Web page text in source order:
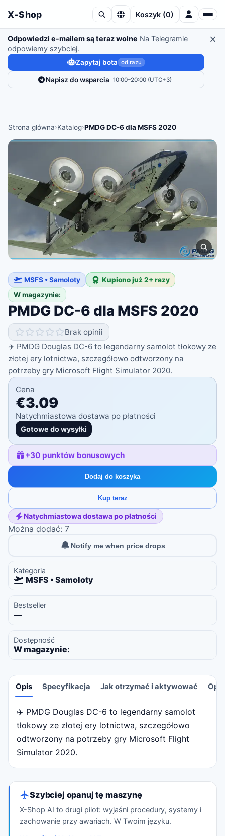
X‑Shop Koszyk (0)
Odpowiedzi e-mailem są teraz wolne Na Telegramie
odpowiemy szybciej.
Zapytaj bota od razu
Napisz do wsparcia 10:00–20:00 (UTC+3)
Strona główna›Katalog›PMDG DC-6 dla MSFS 2020
MSFS • Samoloty
Kupiono już 2+ razy
W magazynie:
PMDG DC-6 dla MSFS 2020
Brak opinii
✈️ PMDG Douglas DC-6 to legendarny samolot tłokowy ze
złotej ery lotnictwa, szczegółowo odtworzony na
potrzeby gry Microsoft Flight Simulator 2020.
Cena
€3.09
Natychmiastowa dostawa po płatności
Gotowe do wysyłki
+30 punktów bonusowych
Dodaj do koszyka
Kup teraz
Natychmiastowa dostawa po płatności
Można dodać: 7
Notify me when price drops
Kategoria
MSFS • Samoloty
Bestseller
—
Dostępność
W magazynie:
Opis Specyfikacja Jak otrzymać i aktywować
Opis
✈️ PMDG Douglas DC-6 to legendarny samolot
tłokowy ze złotej ery lotnictwa, szczegółowo
odtworzony na potrzeby gry Microsoft Flight
Simulator 2020.
Szybciej opanuj tę maszynę
X-Shop AI to drugi pilot: wyjaśni procedury, systemy i
zachowanie przy awariach. W Twoim języku.